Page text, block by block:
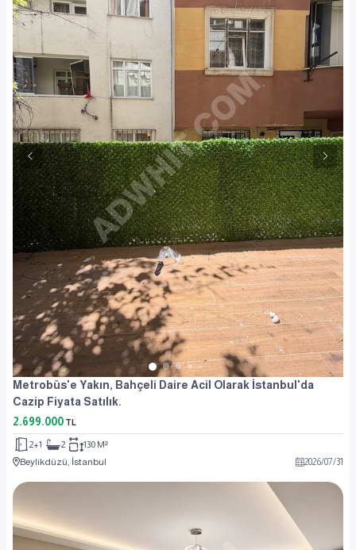
Metrobüs'e Yakın, Bahçeli Daire Acil Olarak İstanbul'da
Cazip Fiyata Satılık.
2.699.000 TL
2+1 2
130 M²
Beylikdüzü, İstanbul
2026/07/31